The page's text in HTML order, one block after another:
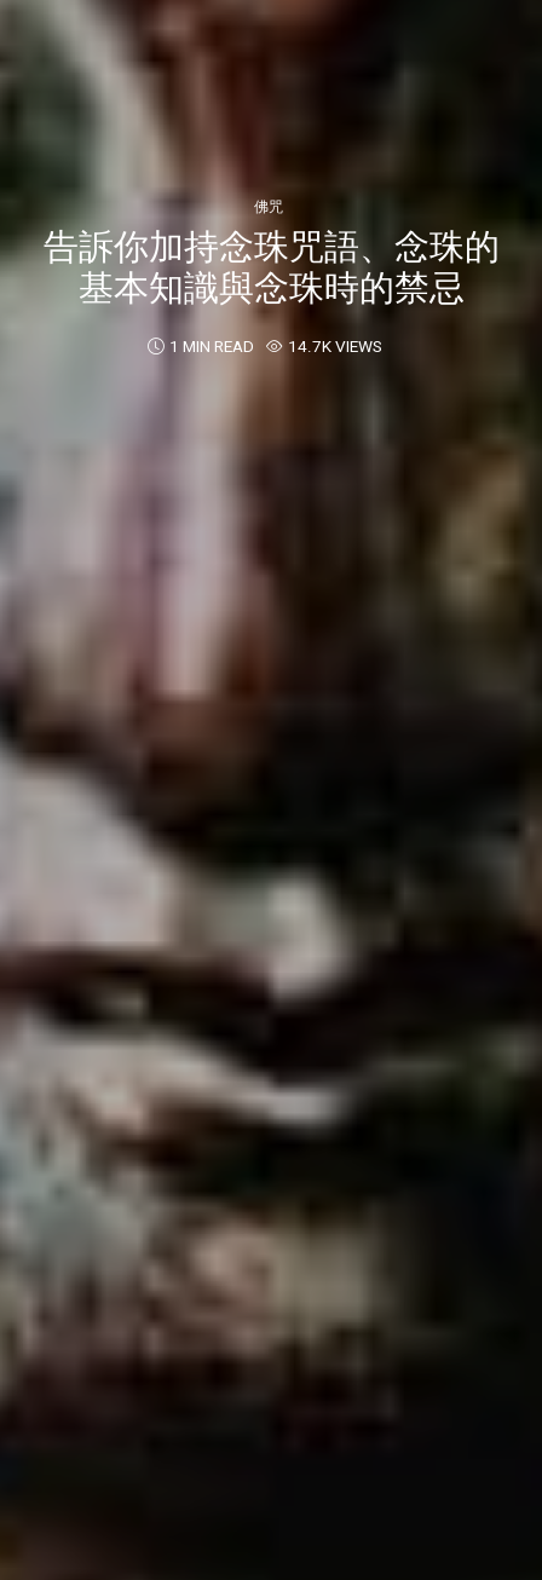
佛咒
告訴你加持念珠咒語、念珠的
基本知識與念珠時的禁忌
1 MIN READ 14.7K VIEWS